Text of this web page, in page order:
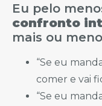
Eu pelo
confronto
mais ou
“Se eu
comer e vai
“Se eu